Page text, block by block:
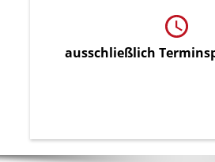
ausschließlich